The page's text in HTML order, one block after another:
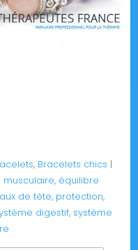
, Bracelets chics
musculaire, équilibre
de tête, protection,
digestif, système